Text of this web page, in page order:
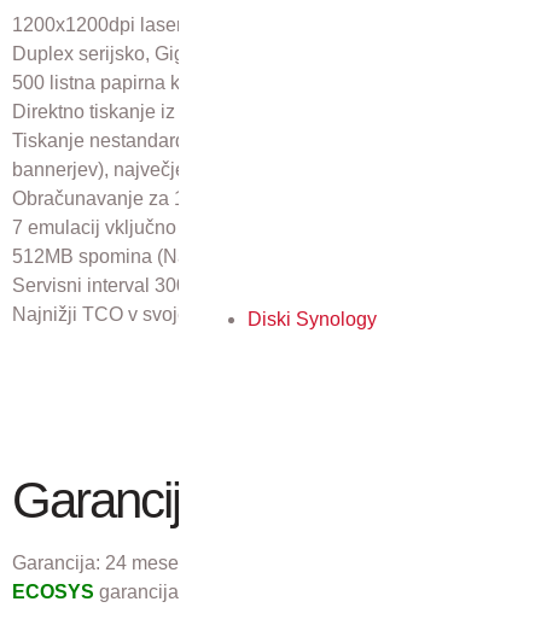
Diski Synology
1200x1200dpi laserski tiskalnik 45 izpisov/min A4,
Duplex serijsko, Gigabitni mrežni priključek,
500 listna papirna kaseta in ročni podajalec za 100 listov,
Direktno tiskanje iz USB medija (PDF, XPS, Jpeg, Tiff),
Tiskanje nestandardnih formatov (pasic, transparentov ,
bannerjev), največje velikosti do 915 mm),
Obračunavanje za 100 uporabnikov,
7 emulacij vključno s PS III,
512MB spomina (Največ 2.536 MB),
Servisni interval 300.000 strani,
Najnižji TCO v svojem razredu.
Garancija
Garancija: 24 mesecev
ECOSYS garancija 3 leta ali 300.000 izpisov.